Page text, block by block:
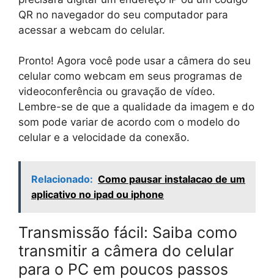
QR no navegador do seu computador para
acessar a webcam do celular.
Pronto! Agora você pode usar a câmera do seu
celular como webcam em seus programas de
videoconferência ou gravação de vídeo.
Lembre-se de que a qualidade da imagem e do
som pode variar de acordo com o modelo do
celular e a velocidade da conexão.
Relacionado: Como pausar instalacao de um
aplicativo no ipad ou iphone
Transmissão fácil: Saiba como
transmitir a câmera do celular
para o PC em poucos passos